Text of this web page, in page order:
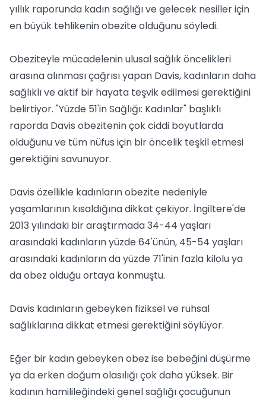
yıllık raporunda kadın sağlığı ve gelecek nesiller için
en büyük tehlikenin obezite olduğunu söyledi.
Obeziteyle mücadelenin ulusal sağlık öncelikleri
arasına alınması çağrısı yapan Davis, kadınların daha
sağlıklı ve aktif bir hayata teşvik edilmesi gerektiğini
belirtiyor. "Yüzde 51'in Sağlığı: Kadınlar" başlıklı
raporda Davis obezitenin çok ciddi boyutlarda
olduğunu ve tüm nüfus için bir öncelik teşkil etmesi
gerektiğini savunuyor.
Davis özellikle kadınların obezite nedeniyle
yaşamlarının kısaldığına dikkat çekiyor. İngiltere'de
2013 yılındaki bir araştırmada 34-44 yaşları
arasındaki kadınların yüzde 64'ünün, 45-54 yaşları
arasındaki kadınların da yüzde 71'inin fazla kilolu ya
da obez olduğu ortaya konmuştu.
Davis kadınların gebeyken fiziksel ve ruhsal
sağlıklarına dikkat etmesi gerektiğini söylüyor.
Eğer bir kadın gebeyken obez ise bebeğini düşürme
ya da erken doğum olasılığı çok daha yüksek. Bir
kadının hamilileğindeki genel sağlığı çocuğunun